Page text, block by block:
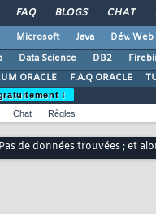
FAQ BLOGS CHAT
Microsoft Java Dév. Web
Data Science DB2
ORACLE F.A.Q ORACLE
!
Chat Règles
de données trouvées ; et